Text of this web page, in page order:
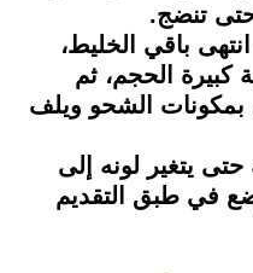
تنضج.
باقي الخليط،
الحجم، ثم
الشحو ويلف
يتغير لونه إلى
في طبق التقديم